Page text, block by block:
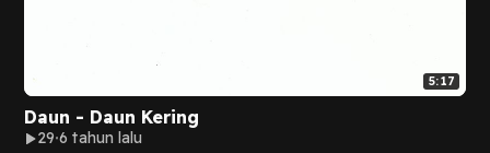
5:17
Daun - Daun Kering
29 6 tahun lalu